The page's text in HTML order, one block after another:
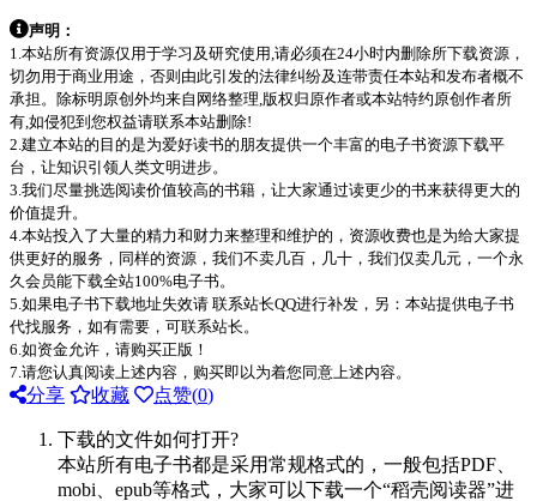
声明：
1.本站所有资源仅用于学习及研究使用,请必须在24小时内删除所下载资源，
切勿用于商业用途，否则由此引发的法律纠纷及连带责任本站和发布者概不
承担。除标明原创外均来自网络整理,版权归原作者或本站特约原创作者所
有,如侵犯到您权益请联系本站删除!
2.建立本站的目的是为爱好读书的朋友提供一个丰富的电子书资源下载平
台，让知识引领人类文明进步。
3.我们尽量挑选阅读价值较高的书籍，让大家通过读更少的书来获得更大的
价值提升。
4.本站投入了大量的精力和财力来整理和维护的，资源收费也是为给大家提
供更好的服务，同样的资源，我们不卖几百，几十，我们仅卖几元，一个永
久会员能下载全站100%电子书。
5.如果电子书下载地址失效请 联系站长QQ进行补发，另：本站提供电子书
代找服务，如有需要，可联系站长。
6.如资金允许，请购买正版！
7.请您认真阅读上述内容，购买即以为着您同意上述内容。
分享 收藏 点赞(0)
下载的文件如何打开?
本站所有电子书都是采用常规格式的，一般包括PDF、
mobi、epub等格式，大家可以下载一个“稻壳阅读器”进